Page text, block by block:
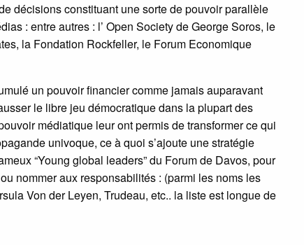
décisions constituant une sorte de pouvoir parallèle
: entre autres : l’ Open Society de George Soros, le
la Fondation Rockfeller, le Forum Economique
un pouvoir financier comme jamais auparavant
le libre jeu démocratique dans la plupart des
médiatique leur ont permis de transformer ce qui
univoque, ce à quoi s’ajoute une stratégie
“Young global leaders” du Forum de Davos, pour
nommer aux responsabilités : (parmi les noms les
Von der Leyen, Trudeau, etc.. la liste est longue de